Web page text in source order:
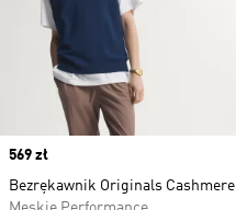
Price
569 zł
Bezrękawnik Originals Cashmere